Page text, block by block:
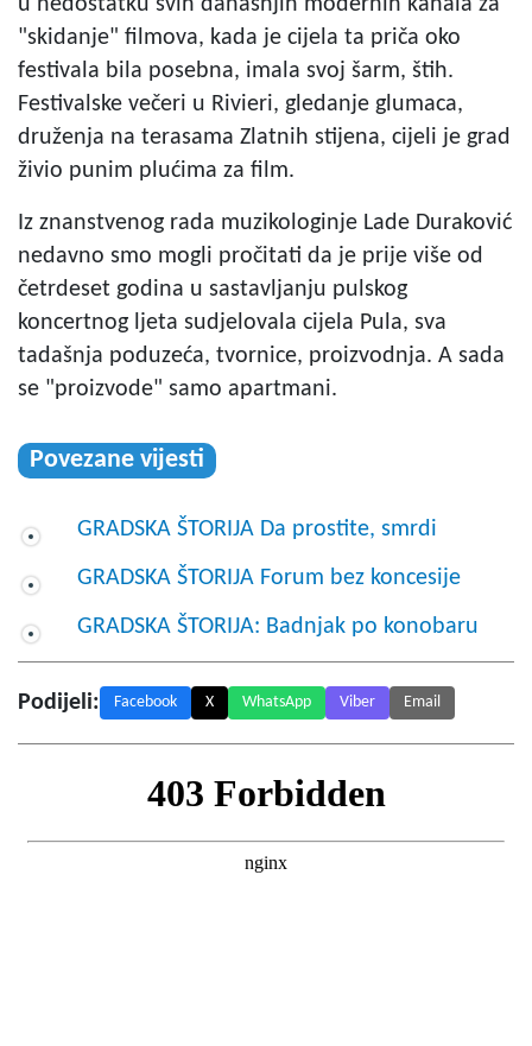
"skidanje" filmova, kada je cijela ta priča oko
festivala bila posebna, imala svoj šarm, štih.
Festivalske večeri u Rivieri, gledanje glumaca,
druženja na terasama Zlatnih stijena, cijeli je grad
živio punim plućima za film.
Iz znanstvenog rada muzikologinje Lade Duraković
nedavno smo mogli pročitati da je prije više od
četrdeset godina u sastavljanju pulskog
koncertnog ljeta sudjelovala cijela Pula, sva
tadašnja poduzeća, tvornice, proizvodnja. A sada
se "proizvode" samo apartmani.
Povezane vijesti
GRADSKA ŠTORIJA Da prostite, smrdi
GRADSKA ŠTORIJA Forum bez koncesije
GRADSKA ŠTORIJA: Badnjak po konobaru
Podijeli: Facebook X WhatsApp Viber Email